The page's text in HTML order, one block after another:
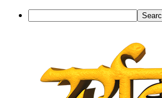
Search